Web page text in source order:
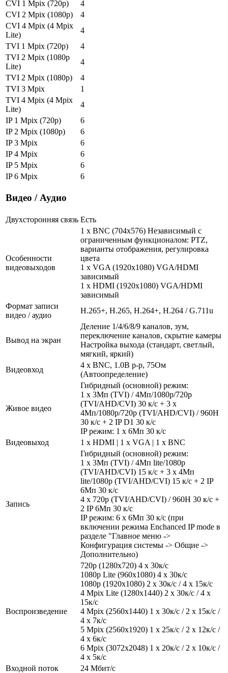
CVI 1 Mpix (720p)
4
CVI 2 Mpix (1080p)
4
CVI 4 Mpix (4 Mpix
Lite)
4
TVI 1 Mpix (720p)
4
TVI 2 Mpix (1080p
Lite)
4
TVI 2 Mpix (1080p)
4
TVI 3 Mpix
1
TVI 4 Mpix (4 Mpix
Lite)
4
IP 1 Mpix (720p)
6
IP 2 Mpix (1080p)
6
IP 3 Mpix
6
IP 4 Mpix
6
IP 5 Mpix
6
IP 6 Mpix
6
Видео / Аудио
Двухсторонняя связь Есть
Особенности
видеовыходов
1 x BNC (704x576) Независимый с
ограниченным функционалом: PTZ,
варианты отображения, регулировка
цвета
1 x VGA (1920x1080) VGA/HDMI
зависимый
1 x HDMI (1920x1080) VGA/HDMI
зависимый
Формат записи
видео / аудио
H.265+, H.265, H.264+, H.264 / G.711u
Вывод на экран
Деление 1/4/6/8/9 каналов, зум,
переключение каналов, скрытие камеры
Настройка выхода (стандарт, светлый,
мягкий, яркий)
Видеовход
4 x BNC, 1.0В p-p, 75Ом
(Автоопределение)
Живое видео
Гибридный (основной) режим:
1 x 3Мп (TVI) / 4Мп/1080р/720p
(TVI/AHD/CVI) 30 к/с + 3 х
4Мп/1080р/720p (TVI/AHD/CVI) / 960H
30 к/с + 2 IP D1 30 к/с
IP режим: 1 х 6Мп 30 к/с
Видеовыход
1 x HDMI | 1 x VGA | 1 x BNC
Запись
Гибридный (основной) режим:
1 x 3Мп (TVI) / 4Мп lite/1080р
(TVI/AHD/CVI) 15 к/с + 3 x 4Мп
lite/1080р (TVI/AHD/CVI) 15 к/с + 2 IP
6Мп 30 к/с
4 х 720р (TVI/AHD/CVI) / 960H 30 к/с +
2 IP 6Мп 30 к/с
IP режим: 6 х 6Мп 30 к/с (при
включении режима Enchanced IP mode в
разделе "Главное меню ->
Конфигурация системы -> Общие ->
Дополнительно)
Воспроизведение
720p (1280х720) 4 x 30к/с
1080p Lite (960х1080) 4 x 30к/с
1080р (1920x1080) 2 x 30к/с / 4 x 15к/с
4 Mpix Lite (1280x1440) 2 x 30к/с / 4 x
15к/с
4 Mpix (2560x1440) 1 x 30к/с / 2 x 15к/с /
4 x 7к/с
5 Mpix (2560x1920) 1 x 25к/с / 2 x 12к/с /
4 x 6к/с
6 Mpix (3072x2048) 1 x 20к/с / 2 x 10к/с /
4 x 5к/с
Входной поток
24 Мбит/с